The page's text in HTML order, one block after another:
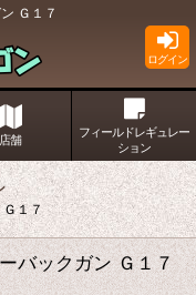
Ｇ１７
ログイン
店舗
フィールドレギュレー
ション
Ｇ１７
バックガン Ｇ１７